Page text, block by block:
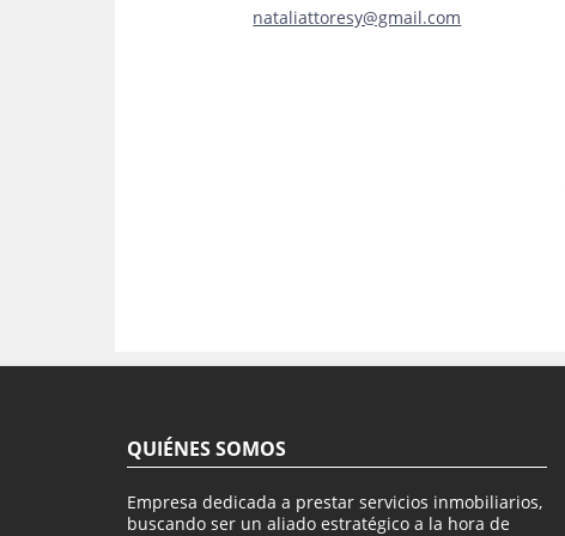
nataliattoresy@gmail.com
QUIÉNES SOMOS
Empresa dedicada a prestar servicios inmobiliarios,
buscando ser un aliado estratégico a la hora de